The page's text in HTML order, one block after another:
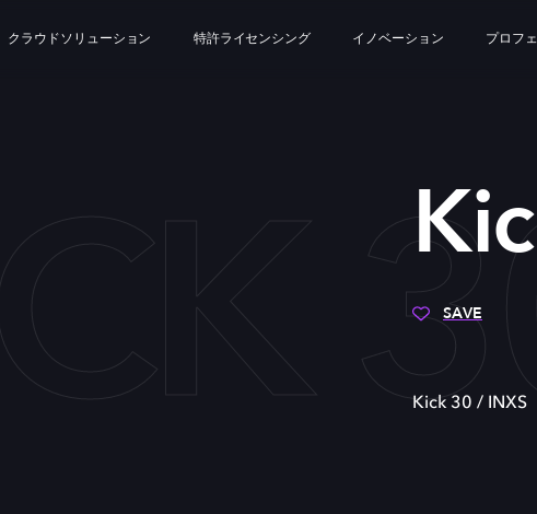
クラウドソリューション 特許ライセンシング イノベーション プロフ
SAVE
Kick 30 / INXS